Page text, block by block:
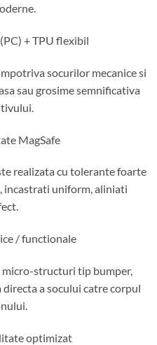
+ TPU flexibil
socurilor mecanice si
sau grosime semnificativa
MagSafe
realizata cu tolerante foarte
incastrati uniform, aliniati
/ functionale
structuri tip bumper,
a socului catre corpul
optimizat